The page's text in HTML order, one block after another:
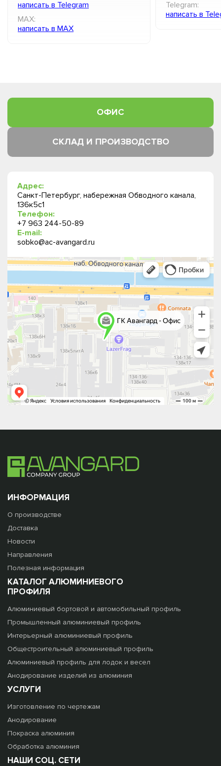
написать в Telegram
MAX:
написать в MAX
Telegram:
написать в
ОФИС
СКЛАД И ПРОИЗВОДСТВО
Адрес:
Санкт-Петербург, набережная Обводного канала,
136к5с1
Телефон:
+7 963 244-50-89
E-mail:
sobko@ac-avangard.ru
ИНФОРМАЦИЯ
О производстве
Доставка
Новости
Направления
Полезная информация
КАТАЛОГ АЛЮМИНИЕВОГО
ПРОФИЛЯ
Алюминиевый бортовой и автомобильный профиль
Промышленный алюминиевый профиль
Интерьерный алюминиевый профиль
Общестроительный алюминиевый профиль
Алюминиевый профиль для лодок и весел
Анодирование изделий из алюминия
УСЛУГИ
Изготовление по чертежам
Анодирование
Покраска алюминия
Обработка алюминия
НАШИ СОЦ. СЕТИ